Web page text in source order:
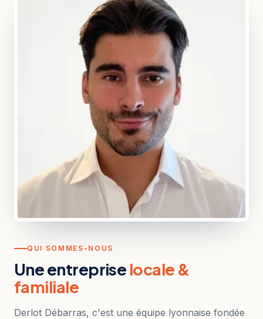
QUI SOMMES-NOUS
Une entreprise locale &
familiale
Derlot Débarras, c'est une équipe lyonnaise fondée